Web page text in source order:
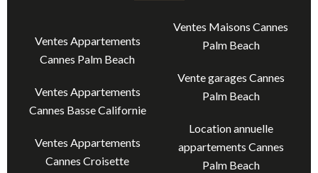
Ventes Appartements
Cannes Palm Beach
Ventes Appartements
Cannes Basse Californie
Ventes Appartements
Cannes Croisette
Ventes Maisons Cannes
Palm Beach
Vente garages Cannes
Palm Beach
Location annuelle
appartements Cannes
Palm Beach